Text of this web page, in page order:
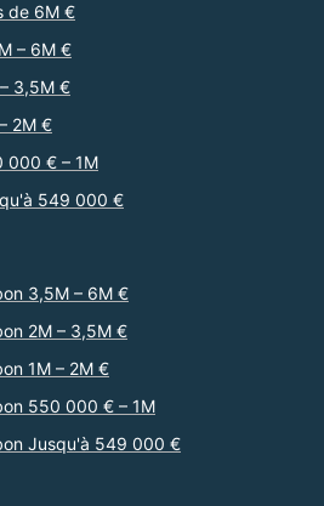
de 6M €
– 6M €
3,5M €
2M €
000 € – 1M
549 000 €
3,5M – 6M €
2M – 3,5M €
1M – 2M €
550 000 € – 1M
Jusqu'à 549 000 €